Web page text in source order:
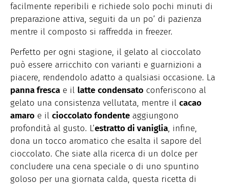
facilmente reperibili e richiede solo pochi minuti di
preparazione attiva, seguiti da un po’ di pazienza
mentre il composto si raffredda in freezer.
Perfetto per ogni stagione, il gelato al cioccolato
può essere arricchito con varianti e guarnizioni a
piacere, rendendolo adatto a qualsiasi occasione. La
panna fresca e il latte condensato conferiscono al
gelato una consistenza vellutata, mentre il cacao
amaro e il cioccolato fondente aggiungono
profondità al gusto. L’estratto di vaniglia, infine,
dona un tocco aromatico che esalta il sapore del
cioccolato. Che siate alla ricerca di un dolce per
concludere una cena speciale o di uno spuntino
goloso per una giornata calda, questa ricetta di